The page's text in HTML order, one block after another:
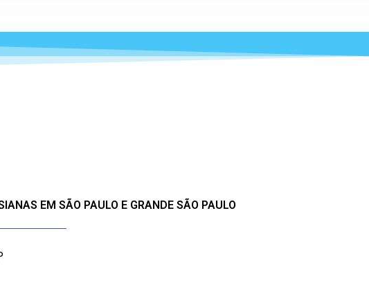
EM SÃO PAULO E GRANDE SÃO PAULO